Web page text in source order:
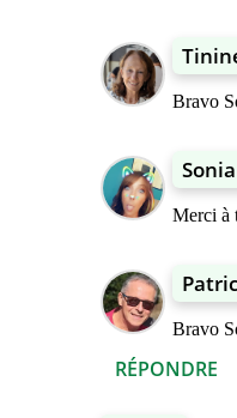
RÉPONDRE
Bravo
Merci à
Bravo